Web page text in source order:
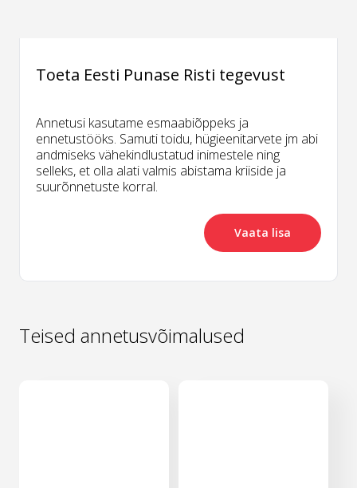
Toeta Eesti Punase Risti tegevust
Annetusi kasutame esmaabiõppeks ja
ennetustööks. Samuti toidu, hügieenitarvete jm abi
andmiseks vähekindlustatud inimestele ning
selleks, et olla alati valmis abistama kriiside ja
suurõnnetuste korral.
Vaata lisa
Teised annetusvõimalused